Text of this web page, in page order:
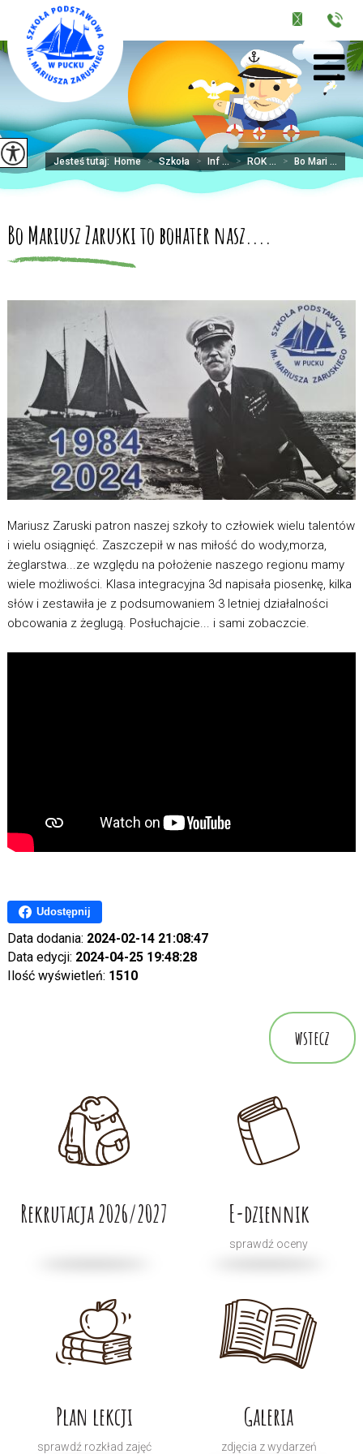
Jesteś tutaj: Home > Szkoła > Inf ... > ROK ... > Bo Mari ...
Bo Mariusz Zaruski to bohater nasz....
Mariusz Zaruski patron naszej szkoły to człowiek wielu talentów
i wielu osiągnięć. Zaszczepił w nas miłość do wody,morza,
żeglarstwa...ze względu na położenie naszego regionu mamy
wiele możliwości. Klasa integracyjna 3d napisała piosenkę, kilka
słów i zestawiła je z podsumowaniem 3 letniej działalności
obcowania z żeglugą. Posłuchajcie... i sami zobaczcie.
Udostępnij
Data dodania: 2024-02-14 21:08:47
Data edycji: 2024-04-25 19:48:28
Ilość wyświetleń: 1510
wstecz
Rekrutacja 2026/2027 E-dziennik
sprawdź oceny
Plan lekcji
sprawdź rozkład zajęć
Galeria
zdjęcia z wydarzeń